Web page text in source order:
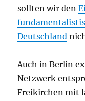
sollten wir den
Deutschland
Auch in Berlin
Netzwerk
Freikirchen mit